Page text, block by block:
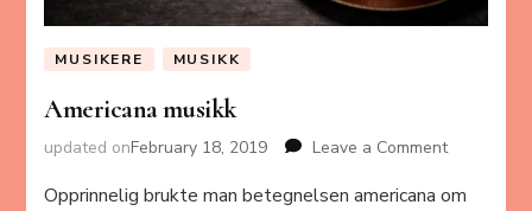
MUSIKERE MUSIKK
Americana musikk
updated onFebruary 18, 2019 Leave a Commenton
musikk
Opprinnelig brukte man betegnelsen americana om